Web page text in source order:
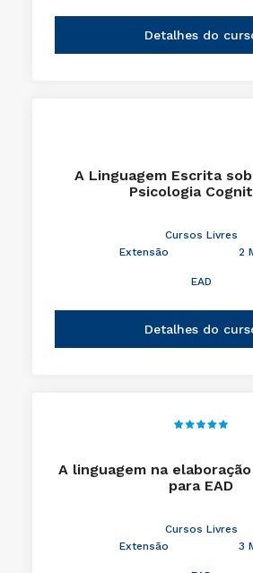
Detalhes do
A Linguagem Escrita
Psicologia
Cursos Livres
Extensão
2
EAD
Detalhes do
A linguagem na
para EAD
Cursos Livres
Extensão
3